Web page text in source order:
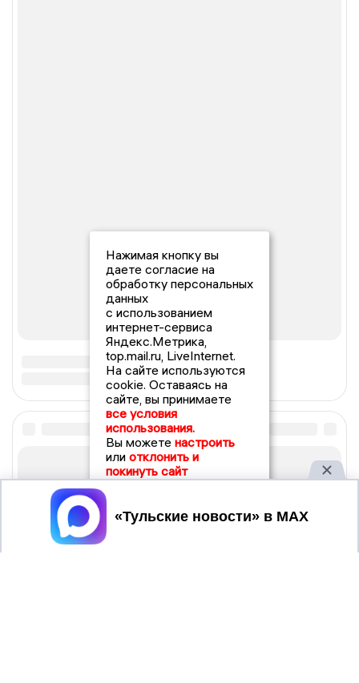
Нажимая кнопку вы
даете согласие на
обработку персональных
данных
с использованием
интернет-сервиса
Яндекс.Метрика,
top.mail.ru, LiveInternet.
На сайте используются
cookie. Оставаясь на
сайте, вы принимаете
все условия
использования.
Вы можете настроить
или отклонить и
покинуть сайт
Принять